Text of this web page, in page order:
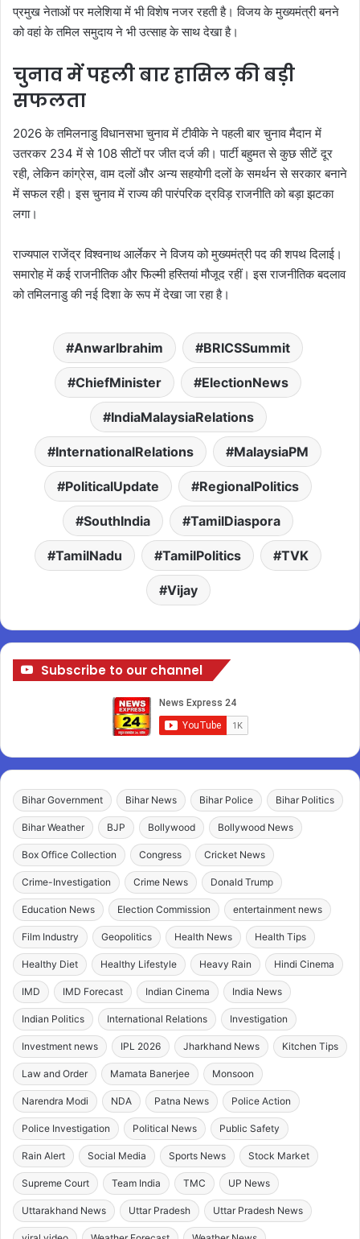
प्रमुख नेताओं पर मलेशिया में भी विशेष नजर रहती है। विजय के मुख्यमंत्री बनने
को वहां के तमिल समुदाय ने भी उत्साह के साथ देखा है।
चुनाव में पहली बार हासिल की बड़ी
सफलता
2026 के तमिलनाडु विधानसभा चुनाव में टीवीके ने पहली बार चुनाव मैदान में
उतरकर 234 में से 108 सीटों पर जीत दर्ज की। पार्टी बहुमत से कुछ सीटें दूर
रही, लेकिन कांग्रेस, वाम दलों और अन्य सहयोगी दलों के समर्थन से सरकार बनाने
में सफल रही। इस चुनाव में राज्य की पारंपरिक द्रविड़ राजनीति को बड़ा झटका
लगा।
राज्यपाल राजेंद्र विश्वनाथ आर्लेकर ने विजय को मुख्यमंत्री पद की शपथ दिलाई।
समारोह में कई राजनीतिक और फिल्मी हस्तियां मौजूद रहीं। इस राजनीतिक बदलाव
को तमिलनाडु की नई दिशा के रूप में देखा जा रहा है।
AnwarIbrahim BRICSSummit
ChiefMinister ElectionNews
IndiaMalaysiaRelations
InternationalRelations MalaysiaPM
PoliticalUpdate RegionalPolitics
SouthIndia TamilDiaspora
TamilNadu TamilPolitics TVK
Vijay
Subscribe to our channel
Bihar Government Bihar News Bihar Police Bihar Politics
Bihar Weather BJP Bollywood Bollywood News
Box Office Collection Congress Cricket News
Crime-Investigation Crime News Donald Trump
Education News Election Commission entertainment news
Film Industry Geopolitics Health News Health Tips
Healthy Diet Healthy Lifestyle Heavy Rain Hindi Cinema
IMD IMD Forecast Indian Cinema India News
Indian Politics International Relations Investigation
Investment news IPL 2026 Jharkhand News Kitchen Tips
Law and Order Mamata Banerjee Monsoon
Narendra Modi NDA Patna News Police Action
Police Investigation Political News Public Safety
Rain Alert Social Media Sports News Stock Market
Supreme Court Team India TMC UP News
Uttarakhand News Uttar Pradesh Uttar Pradesh News